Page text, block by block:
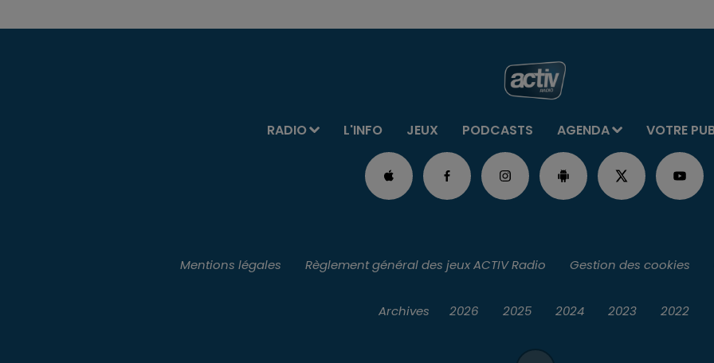
RADIO L'INFO JEUX PODCASTS AGENDA VOTRE
Mentions légales Règlement général des jeux ACTIV Radio Gestion des cookies
Archives 2026 2025 2024 2023 2022